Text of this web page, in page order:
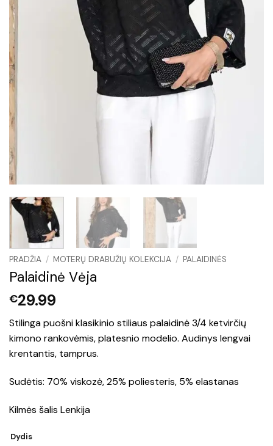
PRADŽIA / MOTERŲ DRABUŽIŲ KOLEKCIJA / PALAIDINĖS
Palaidinė Vėja
€29.99
Stilinga puošni klasikinio stiliaus palaidinė 3/4 ketvirčių
kimono rankovėmis, platesnio modelio. Audinys lengvai
krentantis, tamprus.
Sudėtis: 70% viskozė, 25% poliesteris, 5% elastanas
Kilmės šalis Lenkija
Dydis